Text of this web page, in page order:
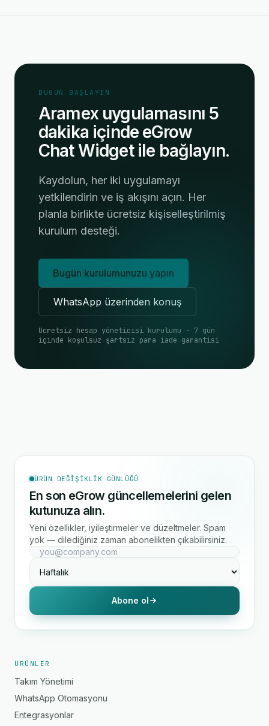
BUGÜN BAŞLAYIN
Aramex uygulamasını 5
dakika içinde eGrow
Chat Widget ile bağlayın.
Kaydolun, her iki uygulamayı
yetkilendirin ve iş akışını açın. Her
planla birlikte ücretsiz kişiselleştirilmiş
kurulum desteği.
Bugün kurulumunuzu yapın
WhatsApp üzerinden konuş
Ücretsiz hesap yöneticisi kurulumu · 7 gün
içinde koşulsuz şartsız para iade garantisi
ÜRÜN DEĞIŞIKLIK GÜNLÜĞÜ
En son eGrow güncellemelerini gelen
kutunuza alın.
Yeni özellikler, iyileştirmeler ve düzeltmeler. Spam
yok — dilediğiniz zaman abonelikten çıkabilirsiniz.
Abone ol
ÜRÜNLER
Takım Yönetimi
WhatsApp Otomasyonu
Entegrasyonlar